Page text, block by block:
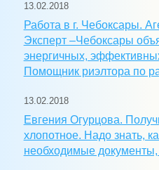
13.02.2018
Работа в г. Чебоксары.
Эксперт –Чебоксары
энергичных,
Помощник риэлтора по
13.02.2018
Евгения Огурцова.
хлопотное. Надо знать,
необходимые документы,